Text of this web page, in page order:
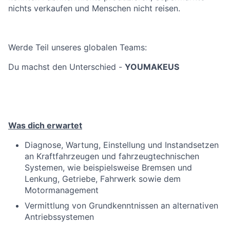
nichts verkaufen und Menschen nicht reisen.
Werde Teil unseres globalen Teams:
Du machst den Unterschied - YOUMAKEUS
Was dich erwartet
Diagnose, Wartung, Einstellung und Instandsetzen
an Kraftfahrzeugen und fahrzeugtechnischen
Systemen, wie beispielsweise Bremsen und
Lenkung, Getriebe, Fahrwerk sowie dem
Motormanagement
Vermittlung von Grundkenntnissen an alternativen
Antriebssystemen